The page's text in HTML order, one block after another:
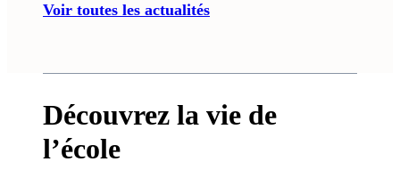
Voir toutes les actualités
Découvrez la vie de
l’école